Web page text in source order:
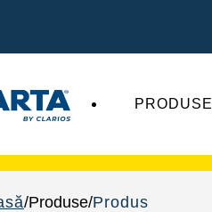
PRODUSE
Produse Produs